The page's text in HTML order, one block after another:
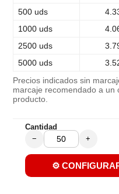
500 uds
1000 uds
2500 uds
5000 uds
Precios indicados sin
marcaje recomendado a un
producto.
Cantidad
− +
⚙️